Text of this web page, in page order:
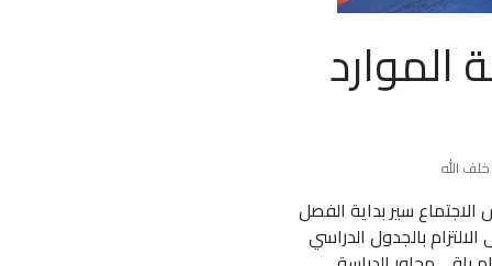
ناقش الاجتماع سير بداية الفصل
الالتزام بالجدول الدراسي